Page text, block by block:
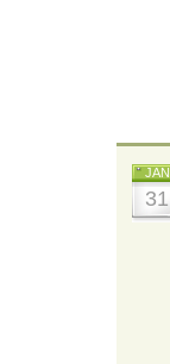
JAN
31